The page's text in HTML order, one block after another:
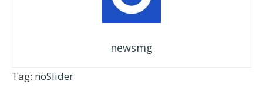
newsmg
Tag: noSlider